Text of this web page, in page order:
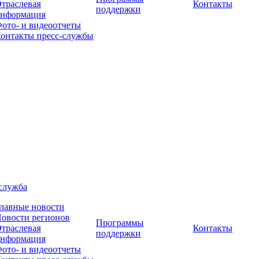
и видеоотчеты
пресс-службы
поддержки
Контакты
новости
регионов
и видеоотчеты
Программы
поддержки
Контакты